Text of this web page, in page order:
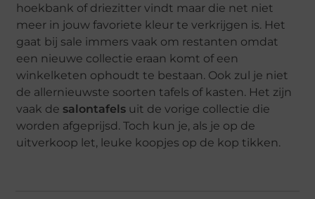
hoekbank of driezitter vindt maar die net niet
meer in jouw favoriete kleur te verkrijgen is. Het
gaat bij sale immers vaak om restanten omdat
een nieuwe collectie eraan komt of een
winkelketen ophoudt te bestaan. Ook zul je niet
de allernieuwste soorten tafels of kasten. Het zijn
vaak de salontafels uit de vorige collectie die
worden afgeprijsd. Toch kun je, als je op de
uitverkoop let, leuke koopjes op de kop tikken.